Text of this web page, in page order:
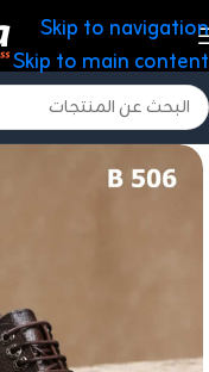
Skip to navigation
Skip to main content